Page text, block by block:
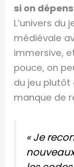
si on
L’univers du
médiévale
immersive,
pouce, on
du jeu plutôt
manque de
« Je